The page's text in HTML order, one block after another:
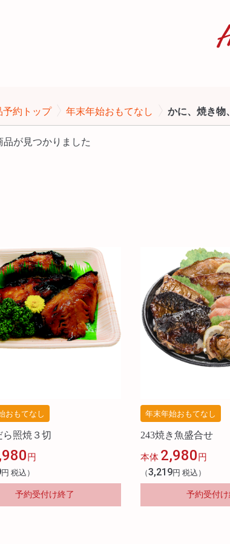
予約トップ 年末年始おもてなし かに、焼き物
品が見つかりました
おもてなし
ら照焼３切
円
円 税込）
予約受付け終了
年末年始おもてなし
243焼き魚盛合せ
本体 2,980円
（3,219円 税込）
予約受付け